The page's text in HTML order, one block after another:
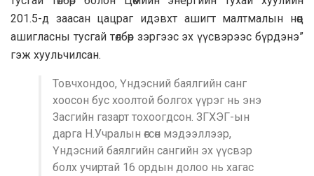
201.5-д заасан цацраг идэвхт ашигт малтмалын нөөц
ашигласны тусгай төлбөр зэргээс эх үүсвэрээс бүрдэнэ”
гэж хуульчилсан.
Товчхондоо, Үндэсний баялгийн санг
хоосон бус хоолтой болгох үүрэг нь энэ
Засгийн газарт тохоогдсон. ЗГХЭГ-ын
дарга Н.Учралын өгсөн мэдээллээр,
Үндэсний баялгийн сангийн эх үүсвэр
болх учиртай 16 ордын долоо нь хагас